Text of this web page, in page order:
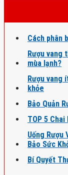
Cách phân
Rượu vang
mùa lạnh?
Rượu
khỏe
Bảo Quản
TOP 5
Uống Rượu
Bảo Sức
Bí Quyết